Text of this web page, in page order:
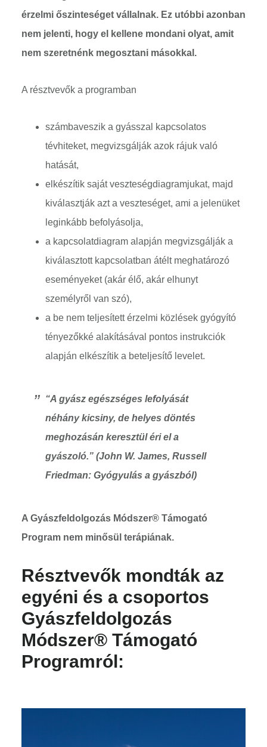
érzelmi őszinteséget vállalnak. Ez utóbbi azonban
nem jelenti, hogy el kellene mondani olyat, amit
nem szeretnénk megosztani másokkal.
A résztvevők a programban
számbaveszik a gyásszal kapcsolatos
tévhiteket, megvizsgálják azok rájuk való
hatását,
elkészítik saját veszteségdiagramjukat, majd
kiválasztják azt a veszteséget, ami a jelenüket
leginkább befolyásolja,
a kapcsolatdiagram alapján megvizsgálják a
kiválasztott kapcsolatban átélt meghatározó
eseményeket (akár élő, akár elhunyt
személyről van szó),
a be nem teljesített érzelmi közlések gyógyító
tényezőkké alakításával pontos instrukciók
alapján elkészítik a beteljesítő levelet.
“A gyász egészséges lefolyását
néhány kicsiny, de helyes döntés
meghozásán keresztül éri el a
gyászoló.” (John W. James, Russell
Friedman: Gyógyulás a gyászból)
A Gyászfeldolgozás Módszer® Támogató
Program nem minősül terápiának.
Résztvevők mondták az
egyéni és a csoportos
Gyászfeldolgozás
Módszer®Támogató
Programról: